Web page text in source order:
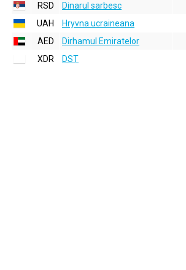
RSD
Dinarul sarbesc
UAH
Hryvna ucraineana
AED
Dirhamul Emiratelor
XDR
DST